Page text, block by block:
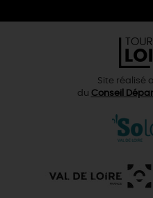
Site réalisé
du Conseil